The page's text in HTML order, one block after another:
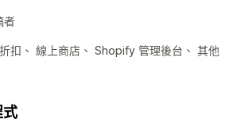
者
扣、 線上商店、 Shopify 管理後台、 其他
式